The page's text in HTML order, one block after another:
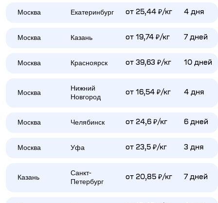
Москва Екатеринбург от 25,44 ₽/кг 4 дня
Москва Казань от 19,74 ₽/кг 7 дней
Москва Красноярск от 39,63 ₽/кг 10 дней
Москва
Нижний
Новгород
от 16,54 ₽/кг 4 дня
Москва Челябинск от 24,6 ₽/кг 6 дней
Москва Уфа от 23,5 ₽/кг 3 дня
Казань
Санкт-
Петербург
от 20,85 ₽/кг 7 дней